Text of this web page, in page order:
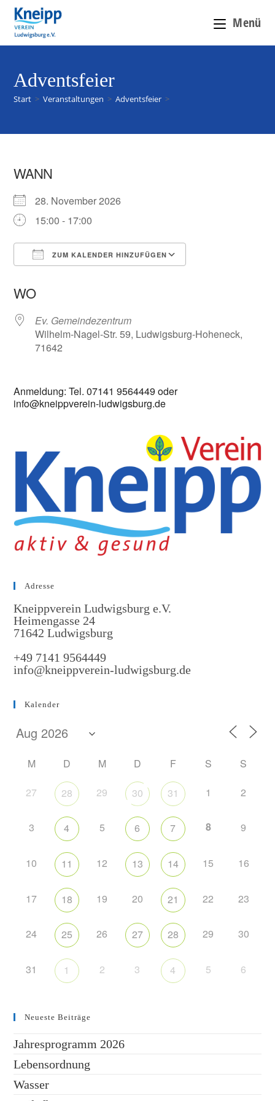
Menü
Adventsfeier
Start > Veranstaltungen > Adventsfeier >
WANN
28. November 2026
15:00 - 17:00
ZUM KALENDER HINZUFÜGEN
WO
Ev. Gemeindezentrum
Wilhelm-Nagel-Str. 59, Ludwigsburg-Hoheneck,
71642
Anmeldung: Tel. 07141 9564449 oder
info@kneippverein-ludwigsburg.de
Adresse
Kneippverein Ludwigsburg e.V.
Heimengasse 24
71642 Ludwigsburg
+49 7141 9564449
info@kneippverein-ludwigsburg.de
Kalender
M D M D F S S
27 28 29 30 31 1 2
3 4 5 6 7 8 9
10 11 12 13 14 15 16
17 18 19 20 21 22 23
24 25 26 27 28 29 30
31 1 2 3 4 5 6
Neueste Beiträge
Jahresprogramm 2026
Lebensordnung
Wasser